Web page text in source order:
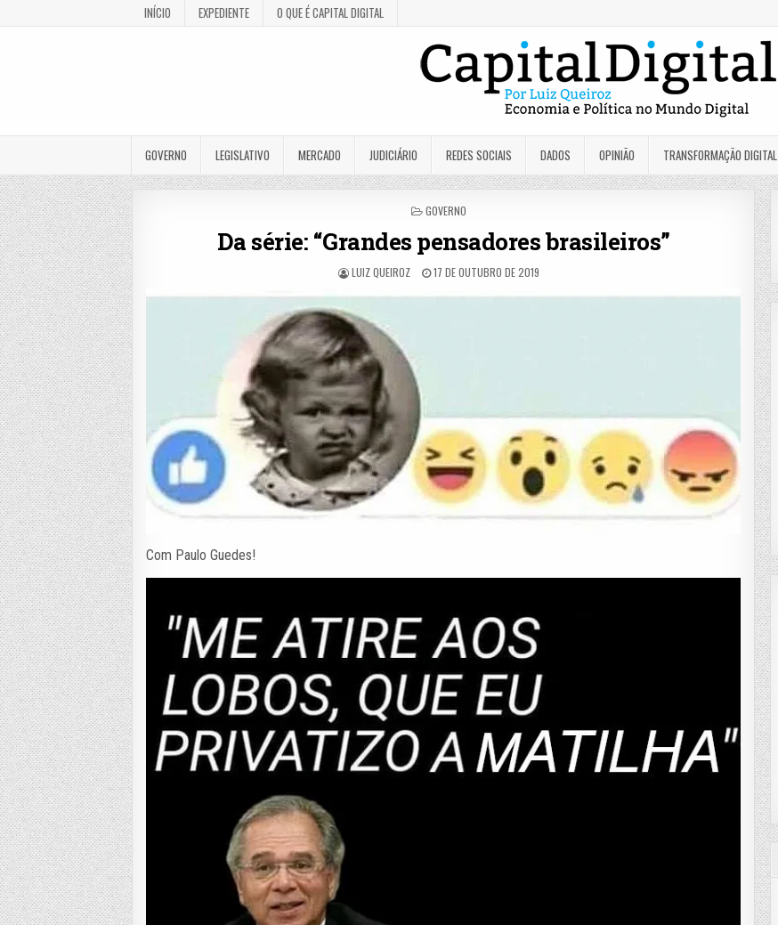
INÍCIO EXPEDIENTE O QUE É CAPITAL DIGITAL
GOVERNO LEGISLATIVO MERCADO JUDICIÁRIO REDES SOCIAIS DADOS OPINIÃO TRANSFORMAÇÃO DIGITAL
POSTED
GOVERNO
Da série: “Grandes pensadores brasileiros”
LUIZ QUEIROZ 17 DE OUTUBRO DE 2019
Com Paulo Guedes!